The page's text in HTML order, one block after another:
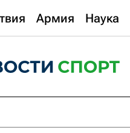
Армия Наука